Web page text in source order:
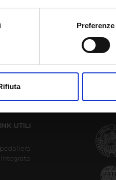
vorremmo anche:
informazioni sulla tua
il tuo consenso in qualsiasi
dal tuo utilizzo dei loro servizi.
Preferenze
UTILI